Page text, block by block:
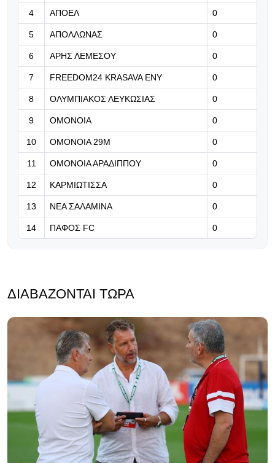
Ρεάλ Μαδρίτης: Συλλυπητήρια
ανακοίνωση για τον πατέρα του
Μέσι
08.08.2026 | 20:00
Live: ΑΠΟΕΛ-Κηφισιά 2-0
Και δεύτερη αναγκαστική αλλαγή για
Ομόνοια Αρ.
4 ΑΠΟΕΛ 0
5 ΑΠΟΛΛΩΝΑΣ 0
6 ΑΡΗΣ ΛΕΜΕΣΟΥ 0
7 FREEDOM24 KRASAVA ΕΝΥ 0
8 ΟΛΥΜΠΙΑΚΟΣ ΛΕΥΚΩΣΙΑΣ 0
9 ΟΜΟΝΟΙΑ 0
10 ΟΜΟΝΟΙΑ 29Μ 0
11 ΟΜΟΝΟΙΑ ΑΡΑΔΙΠΠΟΥ 0
12 ΚΑΡΜΙΩΤΙΣΣΑ 0
13 ΝΕΑ ΣΑΛΑΜΙΝΑ 0
14 ΠΑΦΟΣ FC 0
ΔΙΑΒΆΖΟΝΤΑΙ ΤΏΡΑ